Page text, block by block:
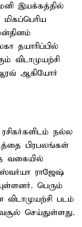
இயக்கத்தில்
தயாரிப்பில்
விடாமுயற்சி
ஆரவ் ஆகியோர்
நல்ல
பிரபலங்கள்
வகையில்
ராஜேஷ்
பெரும்
விடாமுயற்சி படம்
செய்துள்ளது.